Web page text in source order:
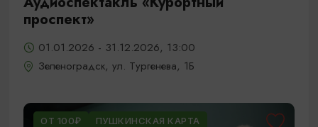
проспект»
01.01.2026 - 31.12.2026, 13:00
Зеленоградск, ул. Тургенева, 1Б
ОТ 100₽ ПУШКИНСКАЯ КАРТА